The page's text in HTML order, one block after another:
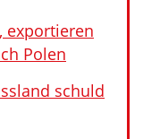
exportieren
Polen
schuld